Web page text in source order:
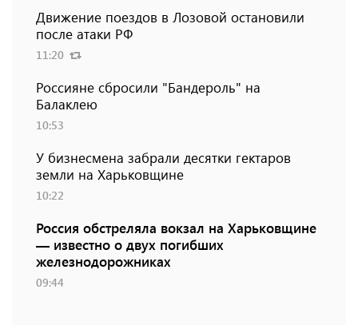
Движение поездов в Лозовой остановили
после атаки РФ
11:20
Россияне сбросили "Бандероль" на
Балаклею
10:53
У бизнесмена забрали десятки гектаров
земли на Харьковщине
10:22
Россия обстреляла вокзал на Харьковщине
— известно о двух погибших
железнодорожниках
09:44